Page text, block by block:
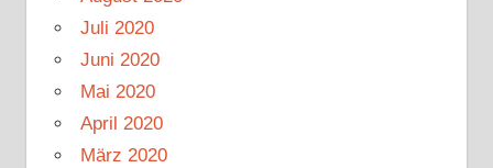
Juli 2020
Juni 2020
Mai 2020
April 2020
März 2020